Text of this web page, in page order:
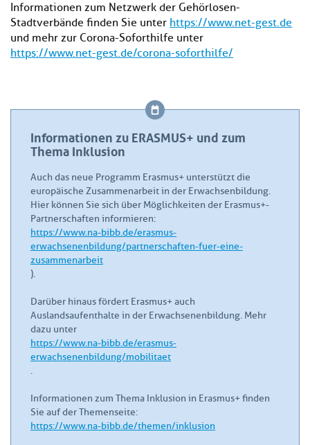
Informationen zum Netzwerk der Gehörlosen-
Stadtverbände finden Sie unter https://www.net-gest.de
und mehr zur Corona-Soforthilfe unter
https://www.net-gest.de/corona-soforthilfe/
Informationen zu ERASMUS+ und zum
Thema Inklusion
Auch das neue Programm Erasmus+ unterstützt die
europäische Zusammenarbeit in der Erwachsenbildung.
Hier können Sie sich über Möglichkeiten der Erasmus+-
Partnerschaften informieren:
https://www.na-bibb.de/erasmus-
erwachsenenbildung/partnerschaften-fuer-eine-
zusammenarbeit
).
Darüber hinaus fördert Erasmus+ auch
Auslandsaufenthalte in der Erwachsenenbildung. Mehr
dazu unter
https://www.na-bibb.de/erasmus-
erwachsenenbildung/mobilitaet
.
Informationen zum Thema Inklusion in Erasmus+ finden
Sie auf der Themenseite:
https://www.na-bibb.de/themen/inklusion